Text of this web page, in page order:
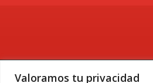
Valoramos tu privacidad